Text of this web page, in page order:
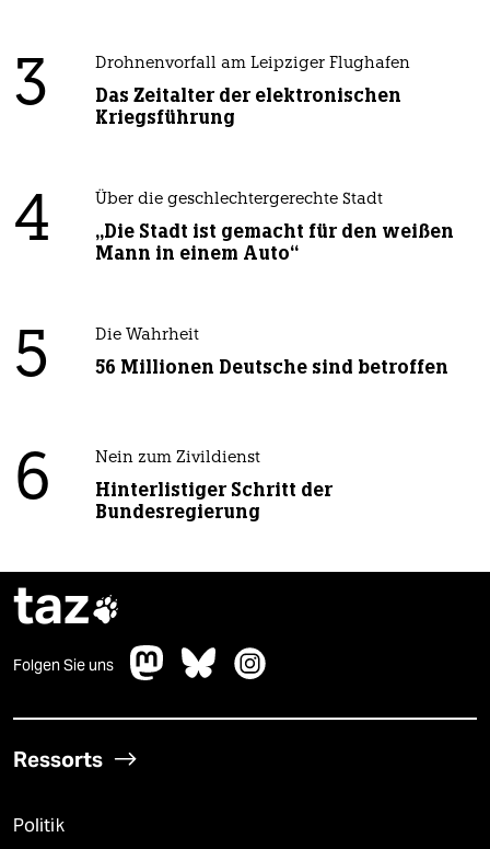
3 Drohnenvorfall am Leipziger Flughafen
Das Zeitalter der elektronischen
Kriegsführung
4 Über die geschlechtergerechte Stadt
„Die Stadt ist gemacht für den weißen
Mann in einem Auto“
5 Die Wahrheit
56 Millionen Deutsche sind betroffen
6 Nein zum Zivildienst
Hinterlistiger Schritt der
Bundesregierung
taz
Folgen Sie uns
Ressorts
Politik